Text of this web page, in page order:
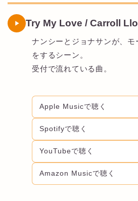
Try My Love / Carroll
ナンシーとジョナサンが、
をするシーン。
受付で流れている曲。
Apple Musicで聴く
Spotifyで聴く
YouTubeで聴く
Amazon Musicで聴く